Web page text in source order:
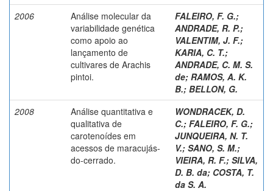
2006
Análise molecular da
variabilidade genética
como apoio ao
lançamento de
cultivares de Arachis
pintoi.
FALEIRO, F. G.;
ANDRADE, R. P.;
VALENTIM, J. F.;
KARIA, C. T.;
ANDRADE, C. M. S.
de; RAMOS, A. K.
B.; BELLON, G.
2008
Análise quantitativa e
qualitativa de
carotenoídes em
acessos de maracujás-
do-cerrado.
WONDRACEK, D.
C.; FALEIRO, F. G.;
JUNQUEIRA, N. T.
V.; SANO, S. M.;
VIEIRA, R. F.; SILVA,
D. B. da; COSTA, T.
da S. A.